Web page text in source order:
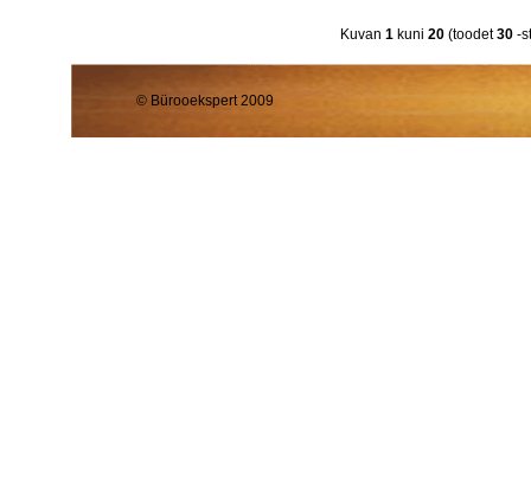
Kuvan 1 kuni 20 (toodet30 -
© Bürooekspert 2009